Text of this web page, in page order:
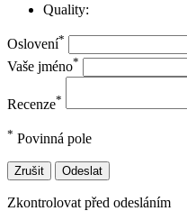
Quality:
Oslovení*
Vaše jméno*
Recenze*
* Povinná pole
Zrušit Odeslat
Zkontrolovat před odesláním